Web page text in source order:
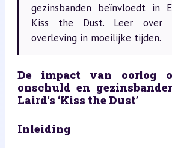
gezinsbanden beïnvloedt in
Kiss the Dust. Leer over
overleving in moeilijke tijden.
De impact van oorlog
onschuld en
Laird’s ‘Kiss the Dust’
Inleiding